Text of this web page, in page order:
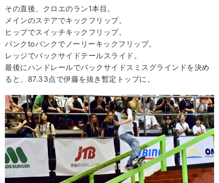
その直後、クロエのラン1本目。
メインのステアでキックフリップ。
ヒップでスイッチキックフリップ。
バンクtoバンクでノーリーキックフリップ。
レッジでバックサイドテールスライド。
最後にハンドレールでバックサイドスミスグラインドを決め
ると、87.33点で伊藤を抜き暫定トップに。